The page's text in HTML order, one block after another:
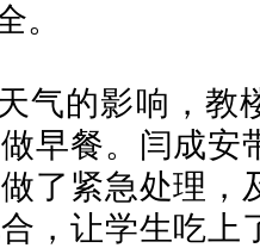
。
早餐。闫成安
了紧急处理，
，让学生吃上